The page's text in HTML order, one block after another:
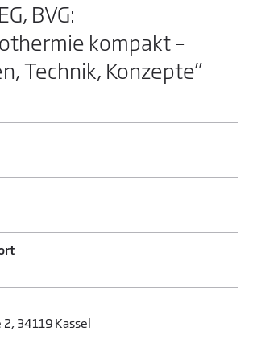
BVG:
kompakt –
Technik, Konzepte”
34119 Kassel